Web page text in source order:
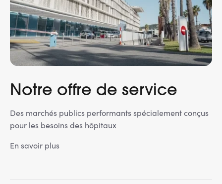
Services adhérents
Top
Fournisseurs
Recrutement
Espace presse
Notre offre de service
Des marchés publics performants spécialement conçus
pour les besoins des hôpitaux
En savoir plus